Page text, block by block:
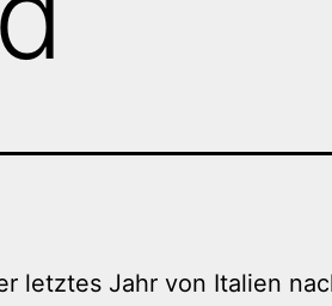
letztes Jahr von Italien